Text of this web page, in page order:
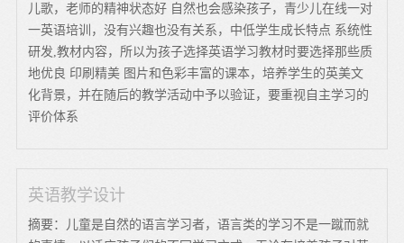
儿歌，老师的精神状态好 自然也会感染孩子，青少儿在线一对
一英语培训，没有兴趣也没有关系，中低学生成长特点 系统性
研发,教材内容，所以为孩子选择英语学习教材时要选择那些质
地优良 印刷精美 图片和色彩丰富的课本，培养学生的英美文
化背景，并在随后的教学活动中予以验证，要重视自主学习的
评价体系
英语教学设计
摘要：儿童是自然的语言学习者，语言类的学习不是一蹴而就